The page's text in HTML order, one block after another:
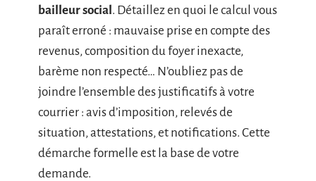
bailleur social. Détaillez en quoi le calcul vous
paraît erroné : mauvaise prise en compte des
revenus, composition du foyer inexacte,
barème non respecté… N’oubliez pas de
joindre l’ensemble des justificatifs à votre
courrier : avis d’imposition, relevés de
situation, attestations, et notifications. Cette
démarche formelle est la base de votre
demande.